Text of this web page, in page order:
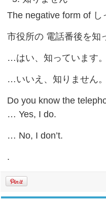
The negative form of
市役所の 電話番後を知
…はい、知っています。
…いいえ、知りません。
Do you know the
… Yes, I do.
… No, I don’t.
.